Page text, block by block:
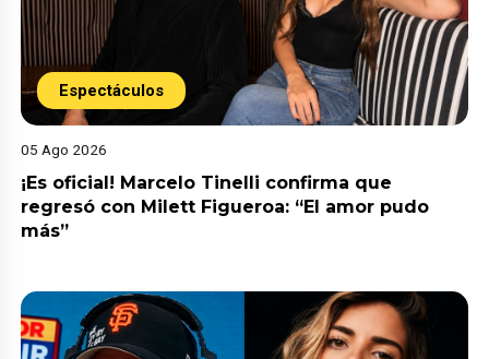
Espectáculos
05 Ago 2026
¡Es oficial! Marcelo Tinelli confirma que
regresó con Milett Figueroa: “El amor pudo
más”